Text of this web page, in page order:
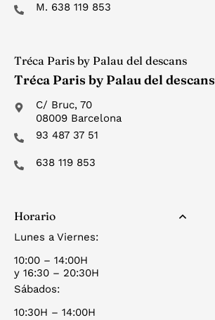
M. 638 119 853
Tréca Paris by Palau del descans
Tréca Paris by Palau del descans
C/ Bruc, 70
08009 Barcelona
93 487 37 51
638 119 853
Horario
Lunes a Viernes:
10:00 – 14:00H
y 16:30 – 20:30H
Sábados:
10:30H – 14:00H